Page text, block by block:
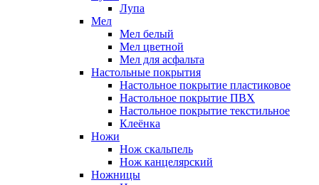
Лупа
Мел
Мел белый
Мел цветной
Мел для асфальта
Настольные покрытия
Настольное покрытие пластиковое
Настольное покрытие ПВХ
Настольное покрытие текстильное
Клеёнка
Ножи
Нож скальпель
Нож канцелярский
Ножницы